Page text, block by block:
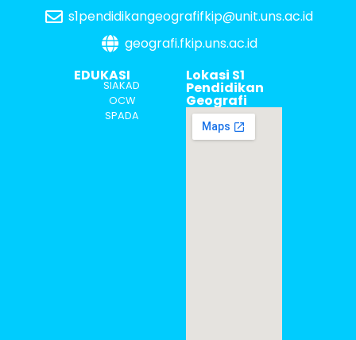
s1pendidikangeografifkip@unit.uns.ac.id
geografi.fkip.uns.ac.id
EDUKASI
SIAKAD
OCW
SPADA
Lokasi S1
Pendidikan
Geografi